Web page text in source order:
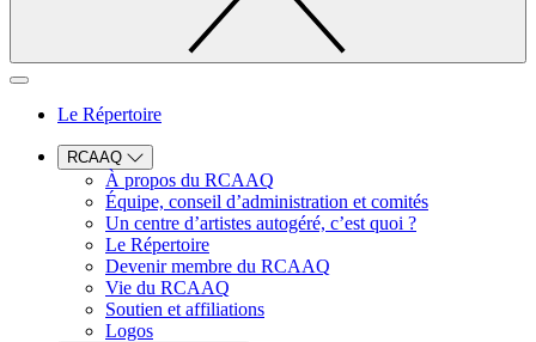
Le Répertoire
RCAAQ
À propos du RCAAQ
Équipe, conseil d’administration et comités
Un centre d’artistes autogéré, c’est quoi ?
Le Répertoire
Devenir membre du RCAAQ
Vie du RCAAQ
Soutien et affiliations
Logos